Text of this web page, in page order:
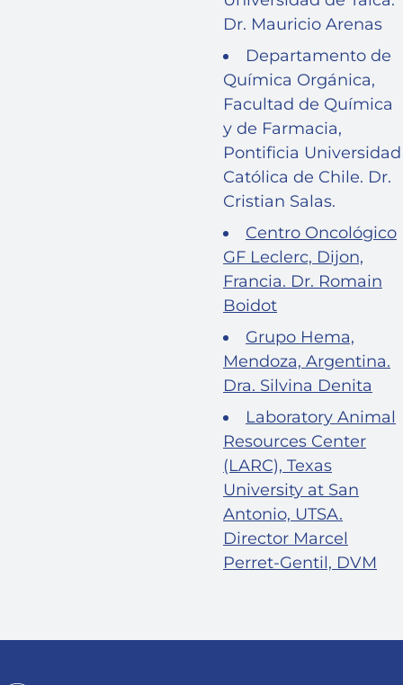
Dr. Mauricio Arenas
Departamento de
Química Orgánica,
Facultad de Química
y de Farmacia,
Pontificia Universidad
Católica de Chile. Dr.
Cristian Salas.
Centro Oncológico
GF Leclerc, Dijon,
Francia. Dr. Romain
Boidot
Grupo Hema,
Mendoza, Argentina.
Dra. Silvina Denita
Laboratory Animal
Resources Center
(LARC), Texas
University at San
Antonio, UTSA.
Director Marcel
Perret-Gentil, DVM